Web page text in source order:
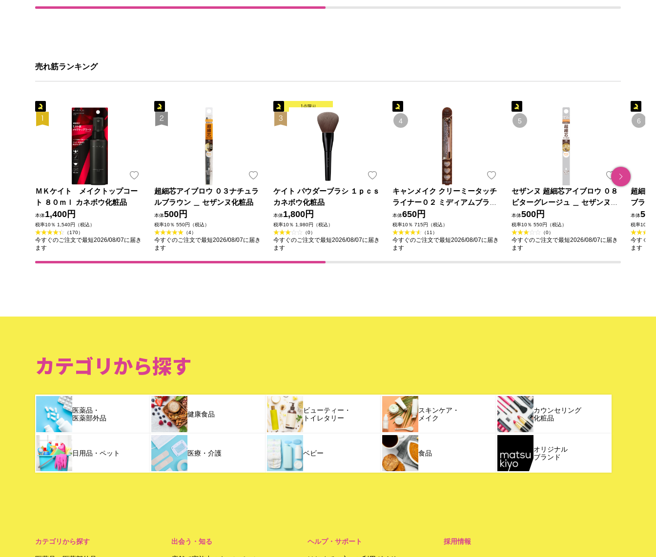
売れ筋ランキング
ＭＫケイト メイクトップコー
ト ８０ｍｌ カネボウ化粧品
本体1,400円
税率10％ 1,540円（税込）
（170）
今すぐのご注文で最短2026/08/07に届き
ます
超細芯アイブロウ ０３ナチュラ
ルブラウン ＿ セザンヌ化粧品
本体500円
税率10％ 550円（税込）
（4）
今すぐのご注文で最短2026/08/07に届き
ます
1点限り
ケイト パウダーブラシ １ｐｃｓ
カネボウ化粧品
本体1,800円
税率10％ 1,980円（税込）
（0）
今すぐのご注文で最短2026/08/07に届き
ます
キャンメイク クリーミータッチ
ライナー０２ ミディアムブラウ
ン ＿ 井田ラボラトリーズ
本体650円
税率10％ 715円（税込）
（11）
今すぐのご注文で最短2026/08/07に届き
ます
セザンヌ 超細芯アイブロウ ０８
ビターグレージュ ＿ セザンヌ化
粧品
本体500円
税率10％ 550円（税込）
（0）
今すぐのご注文で最短2026/08/07に届き
ます
超細芯
ブラウ
本体
税率10％
今すぐの
ます
カテゴリから探す
医薬品・
医薬部外品
健康食品
ビューティー・
トイレタリー
スキンケア・
メイク
カウンセリング
化粧品
日用品・ペット 医療・介護 ベビー 食品
オリジナル
ブランド
カテゴリから探す 出会う・知る ヘルプ・サポート 採用情報